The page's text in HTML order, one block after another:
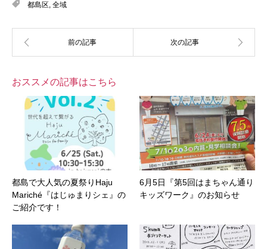
都島区, 全域
おススメの記事はこちら
都島で大人気の夏祭りHaju
Mariché『はじゅまりシェ』の
ご紹介です！
6月5日『第5回はまちゃん通り
キッズワーク』のお知らせ